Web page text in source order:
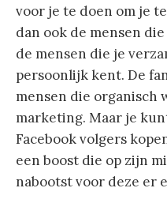
voor je te doen om je
dan ook de mensen
de mensen die je
persoonlijk kent. De
mensen die organisch
marketing. Maar je
Facebook volgers
een boost die op zijn
nabootst voor deze er